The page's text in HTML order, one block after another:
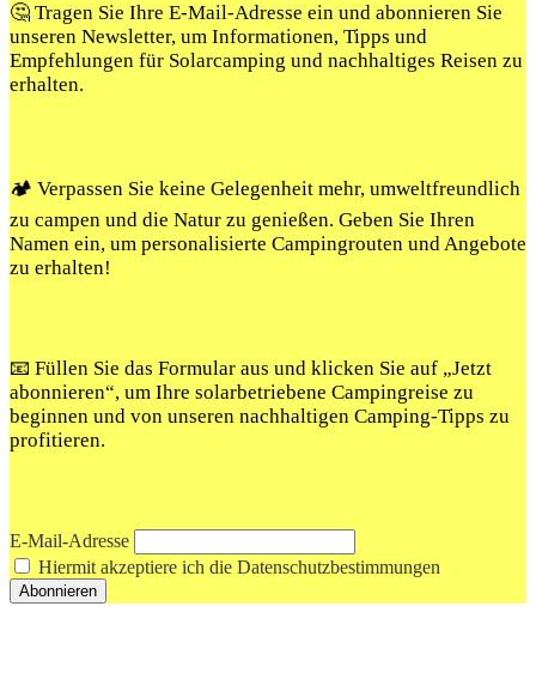
🤔 Tragen Sie Ihre E-Mail-Adresse ein und abonnieren Sie
unseren Newsletter, um Informationen, Tipps und
Empfehlungen für Solarcamping und nachhaltiges Reisen zu
erhalten.
🏕️ Verpassen Sie keine Gelegenheit mehr, umweltfreundlich
zu campen und die Natur zu genießen. Geben Sie Ihren
Namen ein, um personalisierte Campingrouten und Angebote
zu erhalten!
📧 Füllen Sie das Formular aus und klicken Sie auf „Jetzt
abonnieren“, um Ihre solarbetriebene Campingreise zu
beginnen und von unseren nachhaltigen Camping-Tipps zu
profitieren.
E-Mail-Adresse
Hiermit akzeptiere ich die Datenschutzbestimmungen